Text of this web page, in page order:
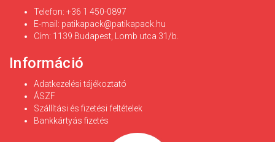
Telefon: +36 1 450-0897
E-mail: patikapack@patikapack.hu
Cím: 1139 Budapest, Lomb utca 31/b.
Információ
Adatkezelési tájékoztató
ÁSZF
Szállítási és fizetési feltételek
Bankkártyás fizetés